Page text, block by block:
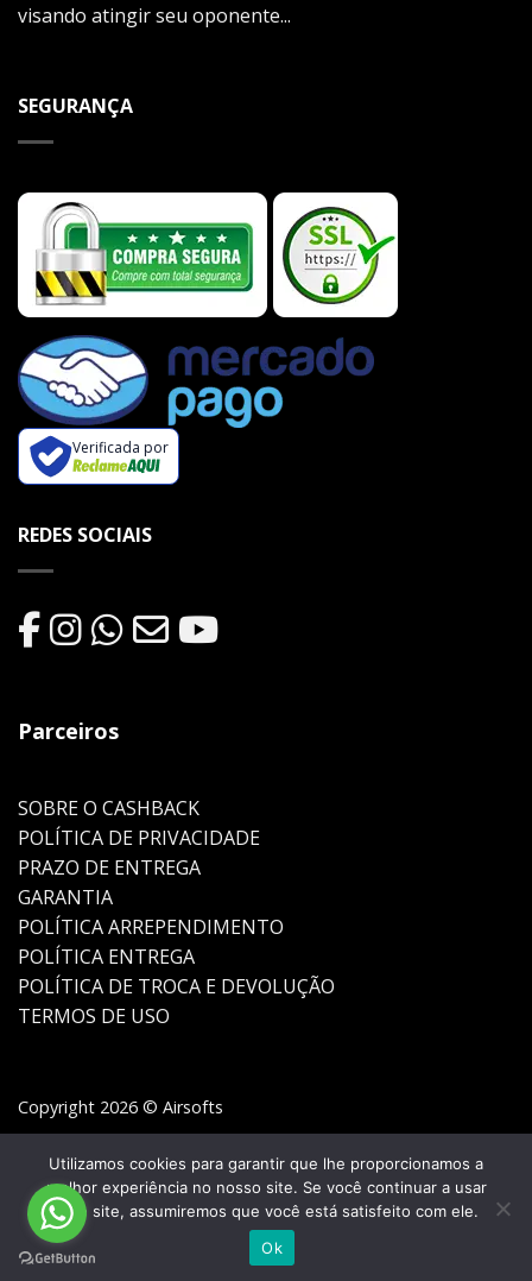
visando atingir seu oponente...
SEGURANÇA
Verificada por
REDES SOCIAIS
Parceiros
SOBRE O CASHBACK
POLÍTICA DE PRIVACIDADE
PRAZO DE ENTREGA
GARANTIA
POLÍTICA ARREPENDIMENTO
POLÍTICA ENTREGA
POLÍTICA DE TROCA E DEVOLUÇÃO
TERMOS DE USO
Copyright 2026 © Airsofts
Utilizamos cookies para garantir que lhe proporcionamos a
melhor experiência no nosso site. Se você continuar a usar
este site, assumiremos que você está satisfeito com ele.
Ok